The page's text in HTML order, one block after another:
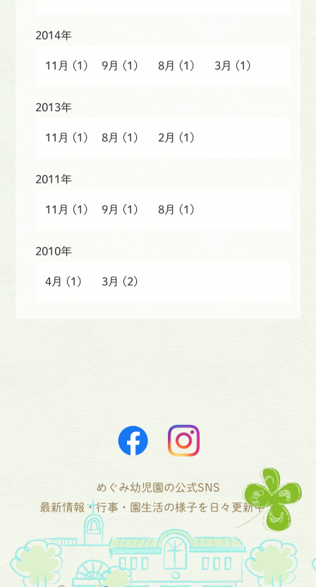
2014年
11月 (1) 9月 (1) 8月 (1) 3月 (1)
2013年
11月 (1) 8月 (1) 2月 (1)
2011年
11月 (1) 9月 (1) 8月 (1)
2010年
4月 (1) 3月 (2)
めぐみ幼児園の公式SNS
最新情報・行事・園生活の様子を日々更新中！